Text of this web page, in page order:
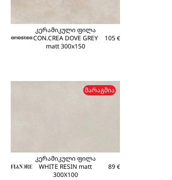
კერამიკული ფილა
CON.CREA DOVE GREY
matt 300x150
105€
ᲛᲐᲠᲐᲒᲨᲘᲐ
კერამიკული ფილა
WHITE RESIN matt
300X100
89€